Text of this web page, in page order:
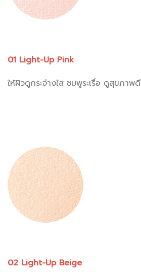
01 Light-Up Pink
ให้ผิวดูกระจ่างใส ชมพูระเรื่อ ดูสุขภาพดี
02 Light-Up Beige